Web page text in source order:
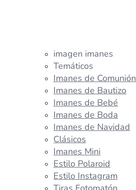
imagen imanes
Temáticos
Imanes de Comunión
Imanes de Bautizo
Imanes de Bebé
Imanes de Boda
Imanes de Navidad
Clásicos
Imanes Mini
Estilo Polaroid
Estilo Instagram